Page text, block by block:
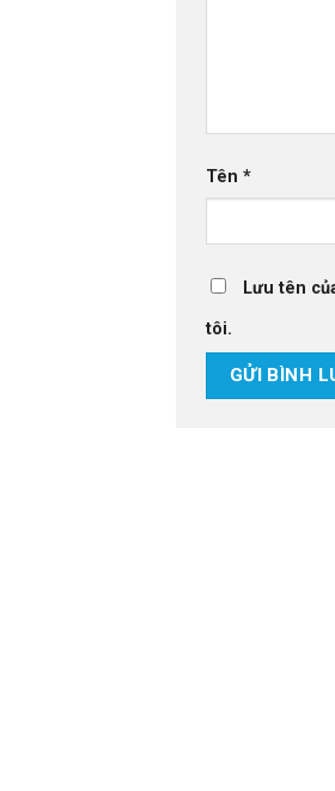
Tên *
Lưu tên
tôi.